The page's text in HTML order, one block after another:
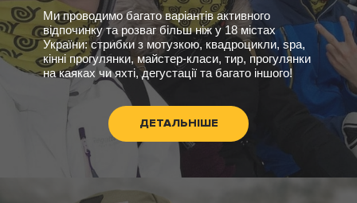
Ми проводимо багато варіантів активного
відпочинку та розваг більш ніж у 18 містах
України: стрибки з мотузкою, квадроцикли, spa,
кінні прогулянки, майстер-класи, тир, прогулянки
на каяках чи яхті, дегустації та багато іншого!
ДЕТАЛЬНІШЕ